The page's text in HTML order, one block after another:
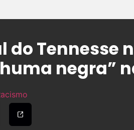
do Tennesse
negra”